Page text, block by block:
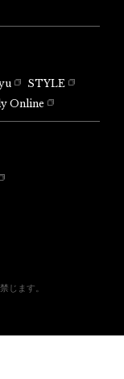
STYLE
Online
じます。